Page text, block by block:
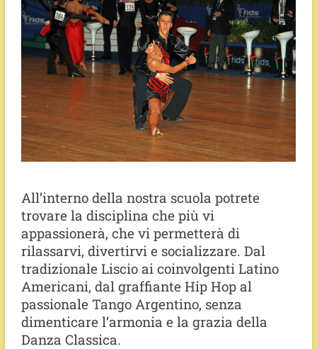
All’interno della nostra scuola potrete
trovare la disciplina che più vi
appassionerà, che vi permetterà di
rilassarvi, divertirvi e socializzare. Dal
tradizionale Liscio ai coinvolgenti Latino
Americani, dal graffiante Hip Hop al
passionale Tango Argentino, senza
dimenticare l’armonia e la grazia della
Danza Classica.